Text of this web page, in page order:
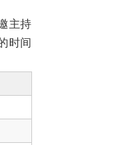
主持
时间